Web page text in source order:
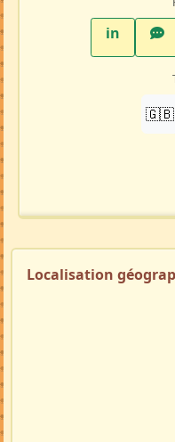
inLinkedIn
🇬🇧
Localisation